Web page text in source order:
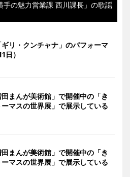
手の魅力営業課 西川課長」の歌謡
リ・クンチャナ」のパフォーマ
日）
田まんが美術館」で開催中の「き
マスの世界展」で展示している
田まんが美術館」で開催中の「き
マスの世界展」で展示している